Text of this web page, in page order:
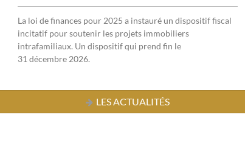
La loi de finances pour 2025 a instauré un dispositif fiscal
incitatif pour soutenir les projets immobiliers
intrafamiliaux. Un dispositif qui prend fin le
31 décembre 2026.
LES ACTUALITÉS